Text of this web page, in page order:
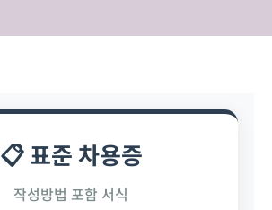
📋 표준 차용증
작성방법 포함 서식